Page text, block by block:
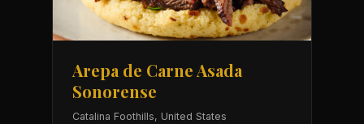
Arepa de Carne Asada
Sonorense
Catalina Foothills, United States